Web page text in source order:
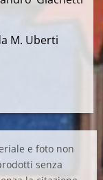
M. Uberti
e foto non
senza